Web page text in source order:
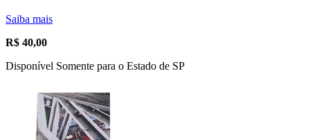
Saiba mais
R$ 40,00
Disponível Somente para o Estado de SP